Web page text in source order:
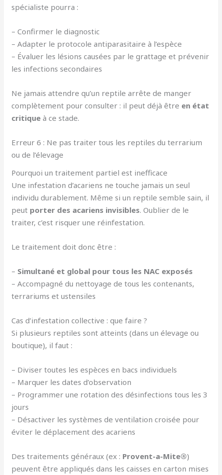
spécialiste pourra :
– Confirmer le diagnostic
– Adapter le protocole antiparasitaire à l’espèce
– Évaluer les lésions causées par le grattage et prévenir
les infections secondaires
Ne jamais attendre qu’un reptile arrête de manger
complètement pour consulter : il peut déjà être en état
critique à ce stade.
Erreur 6 : Ne pas traiter tous les reptiles du terrarium
ou de l’élevage
Pourquoi un traitement partiel est inefficace
Une infestation d’acariens ne touche jamais un seul
individu durablement. Même si un reptile semble sain, il
peut porter des acariens invisibles. Oublier de le
traiter, c’est risquer une réinfestation.
Le traitement doit donc être :
– Simultané et global pour tous les NAC exposés
– Accompagné du nettoyage de tous les contenants,
terrariums et ustensiles
Cas d’infestation collective : que faire ?
Si plusieurs reptiles sont atteints (dans un élevage ou
boutique), il faut :
– Diviser toutes les espèces en bacs individuels
– Marquer les dates d’observation
– Programmer une rotation des désinfections tous les 3
jours
– Désactiver les systèmes de ventilation croisée pour
éviter le déplacement des acariens
Des traitements généraux (ex : Provent-a-Mite®)
peuvent être appliqués dans les caisses en carton mises